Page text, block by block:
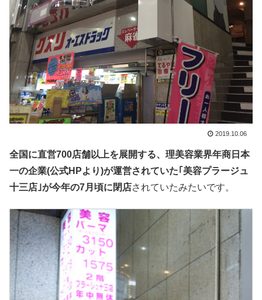
2019.10.06
全国に直営700店舗以上を展開する、理美容業界年商日本
一の企業(公式HPより)が運営されていた｢美容プラージュ
十三店｣が今年の7月頃に閉店されていたみたいです。